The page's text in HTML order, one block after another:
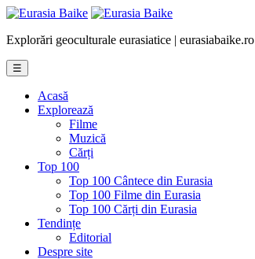
Explorări geoculturale eurasiatice | eurasiabaike.ro
☰
Acasă
Explorează
Filme
Muzică
Cărți
Top 100
Top 100 Cântece din Eurasia
Top 100 Filme din Eurasia
Top 100 Cărți din Eurasia
Tendințe
Editorial
Despre site